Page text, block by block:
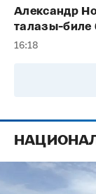
Александр
талазы-биле
16:18